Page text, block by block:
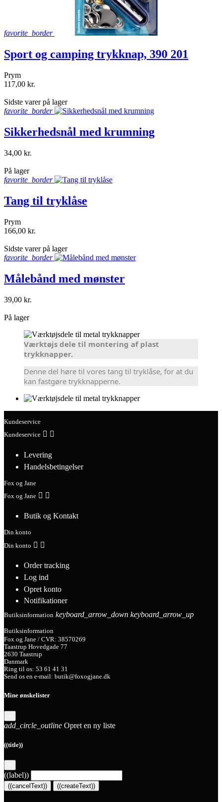
favorite_border
Sport og camping trykknap, 390 201
Prym
117,00 kr.
Sidste varer på lager
favorite_border
Sikkerhedsnål med krumning
34,00 kr.
På lager
favorite_border
Tang til tryklåse
Prym
166,00 kr.
Sidste varer på lager
favorite_border
Målebånd med mønster
39,00 kr.
På lager
Værktøjs dele til montering af plast
trykknapper.
Denne del høre til vores tang til tryklåse, for at du
kan fastgøre trykknapperne.
Kundeservice
Kundeservice  
Levering
Handelsbetingelser
Fox og Jane
Fox og Jane  
Butik og Kontakt
Din konto
Din konto  
Order tracking
Log ind
Opret konto
Notifikationer
Butiksinformation keyboard_arrow_down keyboard_arrow_up
Butiksinformation
Fox og Jane / CVR: 38570269
Taastrup Hovedgade 77
2630 Taastrup
Danmark
Ring til os: 53 61 41 31
Send os en e-mail: butik@foxogjane.dk
Mine ønskelister
add_circle_outline Opret en ny liste
((title))
((label))
((cancelText)) ((createText))